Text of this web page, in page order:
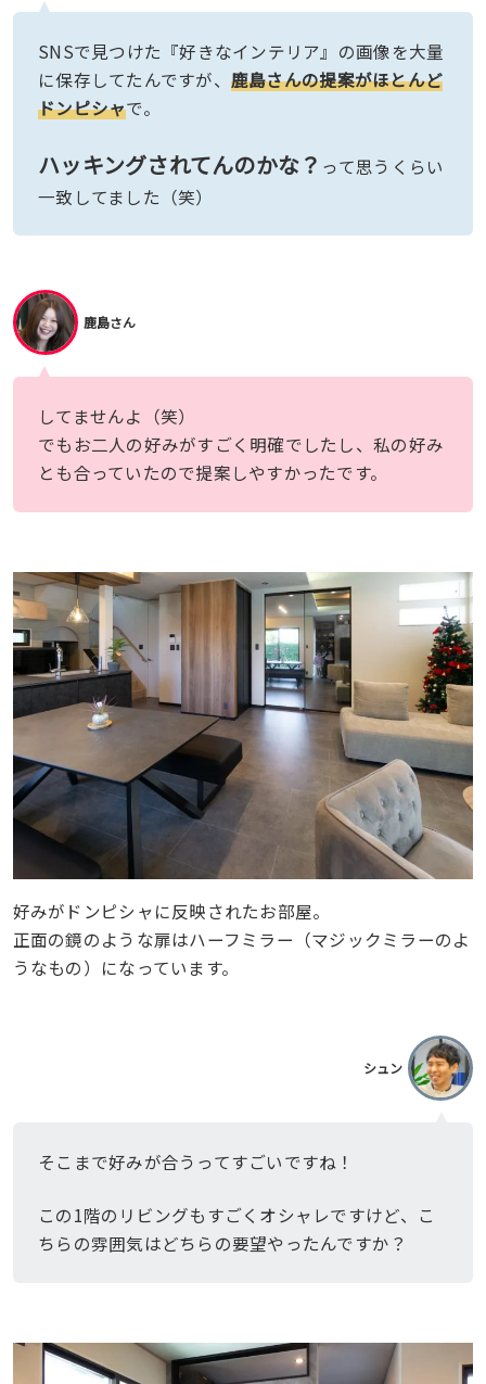
SNSで見つけた『好きなインテリア』の画像を大量
に保存してたんですが、 鹿島さんの提案がほとんど
ドンピシャで。
ハッキングされてんのかな？ って思うくらい
一致してました（笑）
鹿島さん
してませんよ（笑）
でもお二人の好みがすごく明確でしたし、私の好み
とも合っていたので提案しやすかったです。
好みがドンピシャに反映されたお部屋。
正面の鏡のような扉はハーフミラー（マジックミラーのよ
うなもの）になっています。
シュン
そこまで好みが合うってすごいですね！
この1階のリビングもすごくオシャレですけど、こ
ちらの雰囲気はどちらの要望やったんですか？